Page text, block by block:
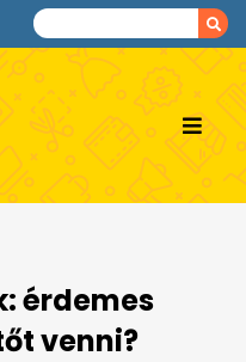
érdemes
venni?